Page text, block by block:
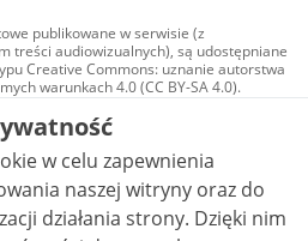
publikowane w serwisie (z
treści audiowizualnych), są udostępniane
Creative Commons: uznanie autorstwa
warunkach 4.0 (CC BY-SA 4.0).
w tym zdjęcia, materiały
są udostępniane na licencji typu
uznanie autorstwa użycie
- bez utworów zależnych 4.0 (CC BY-
o ile nie jest to stwierdzone inaczej.
w celu zapewnienia
naszej witryny oraz do
strony. Dzięki nim